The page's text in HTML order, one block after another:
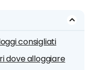
consigliati
dove alloggiare